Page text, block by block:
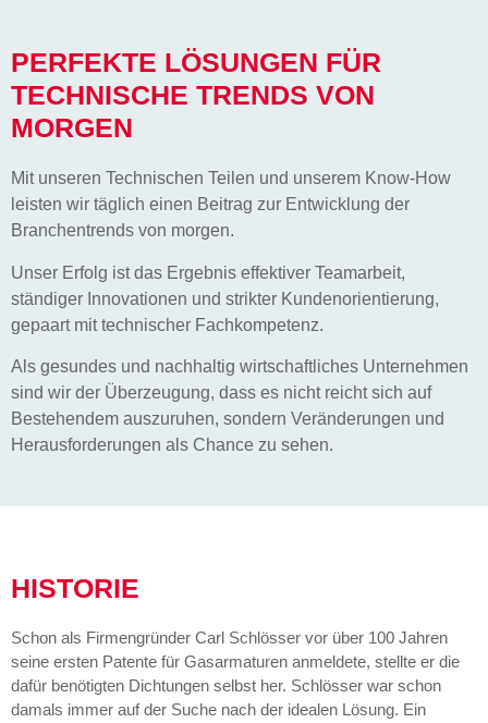
PERFEKTE LÖSUNGEN FÜR
TECHNISCHE TRENDS VON
MORGEN
Mit unseren Technischen Teilen und unserem Know-How
leisten wir täglich einen Beitrag zur Entwicklung der
Branchentrends von morgen.
Unser Erfolg ist das Ergebnis effektiver Teamarbeit,
ständiger Innovationen und strikter Kundenorientierung,
gepaart mit technischer Fachkompetenz.
Als gesundes und nachhaltig wirtschaftliches Unternehmen
sind wir der Überzeugung, dass es nicht reicht sich auf
Bestehendem auszuruhen, sondern Veränderungen und
Herausforderungen als Chance zu sehen.
HISTORIE
Schon als Firmengründer Carl Schlösser vor über 100 Jahren
seine ersten Patente für Gasarmaturen anmeldete, stellte er die
dafür benötigten Dichtungen selbst her. Schlösser war schon
damals immer auf der Suche nach der idealen Lösung. Ein